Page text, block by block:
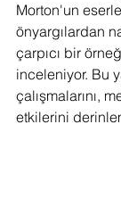
Morton'un
önyargılardan
çarpıcı bir
inceleniyor. Bu
çalışmalarını,
etkilerini